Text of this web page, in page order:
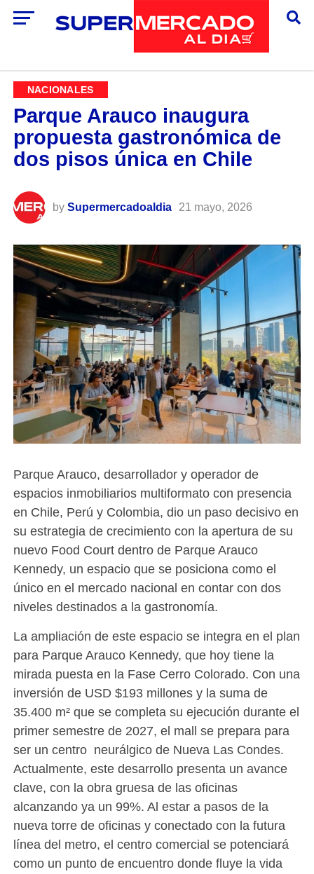
NACIONALES
Parque Arauco inaugura
propuesta gastronómica de
dos pisos única en Chile
by Supermercadoaldia 21 mayo, 2026
Parque Arauco, desarrollador y operador de
espacios inmobiliarios multiformato con presencia
en Chile, Perú y Colombia, dio un paso decisivo en
su estrategia de crecimiento con la apertura de su
nuevo Food Court dentro de Parque Arauco
Kennedy, un espacio que se posiciona como el
único en el mercado nacional en contar con dos
niveles destinados a la gastronomía.
La ampliación de este espacio se integra en el plan
para Parque Arauco Kennedy, que hoy tiene la
mirada puesta en la Fase Cerro Colorado. Con una
inversión de USD $193 millones y la suma de
35.400 m² que se completa su ejecución durante el
primer semestre de 2027, el mall se prepara para
ser un centro neurálgico de Nueva Las Condes.
Actualmente, este desarrollo presenta un avance
clave, con la obra gruesa de las oficinas
alcanzando ya un 99%. Al estar a pasos de la
nueva torre de oficinas y conectado con la futura
línea del metro, el centro comercial se potenciará
como un punto de encuentro donde fluye la vida